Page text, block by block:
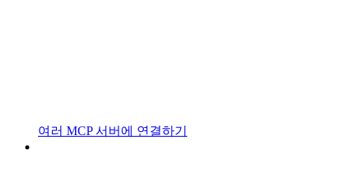
여러 MCP 서버에 연결하기